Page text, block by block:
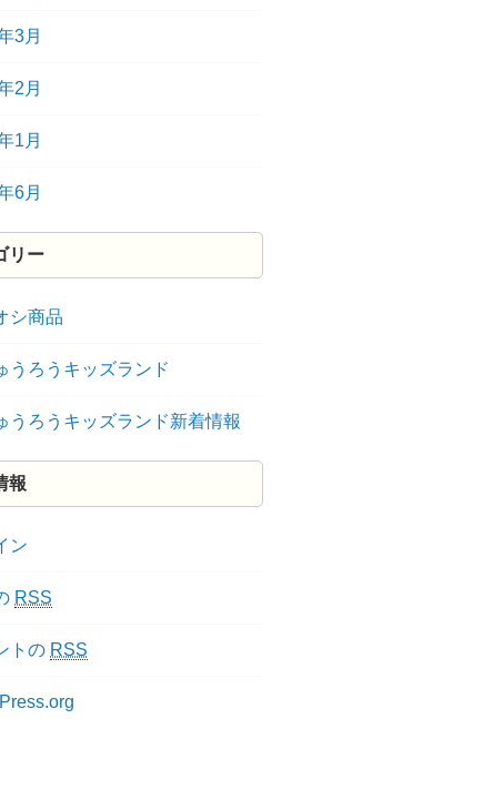
3月
2月
1月
6月
リー
シ商品
うろうキッズランド
うろうキッズランド新着情報
報
ン
RSS
トの RSS